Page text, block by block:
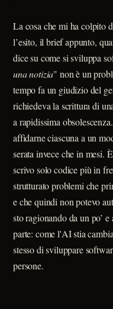
La cosa che mi ha colpito
l’esito, il brief appunto,
dice su come si sviluppa
una notizia" non è un
tempo fa un giudizio del
richiedeva la scrittura di
a rapidissima
affidarne ciascuna a un
serata invece che in mesi.
scrivo solo codice più in
strutturato problemi che
e che quindi non potevo
sto ragionando da un po’
parte: come l'AI stia
stesso di sviluppare
persone.